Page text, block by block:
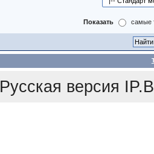
Показать самые
Русская версия